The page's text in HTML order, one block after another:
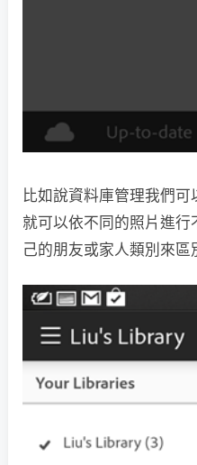
比如說資料庫管理我們
就可以依不同的照片進
己的朋友或家人類別來區